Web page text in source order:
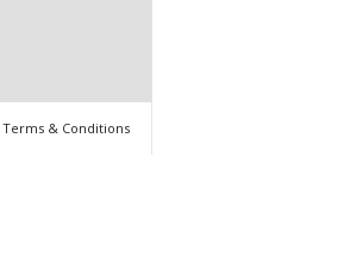
Terms & Conditions